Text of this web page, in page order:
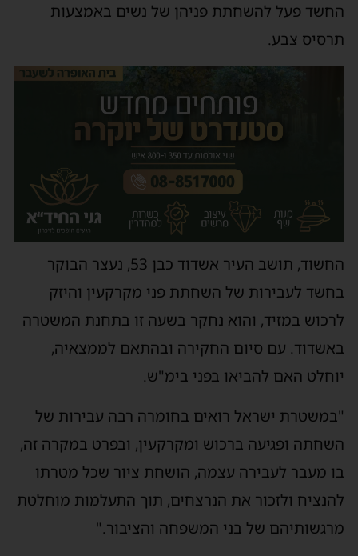
החשד פעל להשחתת פניהן של נשים באמצעות
תרסיס צבע.
החשוד, תושב העיר אשדוד כבן 53, נעצר הבוקר
בחשד לעבירות של השחתת פני מקרקעין והיזק
לרכוש במזיד, והוא נחקר בשעה זו בתחנת המשטרה
באשדוד. עם סיום החקירה ובהתאם לממצאיה,
יוחלט האם להביאו בפני בימ"ש.
"במשטרת ישראל רואים בחומרה רבה עבירות של
השחתה ופגיעה ברכוש ומקרקעין, ובפרט במקרה זה,
בו מעבר לעבירה עצמה, הושחת ציור שכל מטרתו
להנציח ולזכור את הנרצחים, תוך התעלמות מוחלטת
מרגשותיהם של בני המשפחה והציבור."